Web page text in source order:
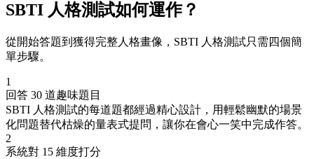
SBTI 人格測試如何運作？
從開始答題到獲得完整人格畫像，SBTI 人格測試只需四個簡
單步驟。
1
回答 30 道趣味題目
SBTI 人格測試的每道題都經過精心設計，用輕鬆幽默的場景
化問題替代枯燥的量表式提問，讓你在會心一笑中完成作答。
2
系統對 15 維度打分